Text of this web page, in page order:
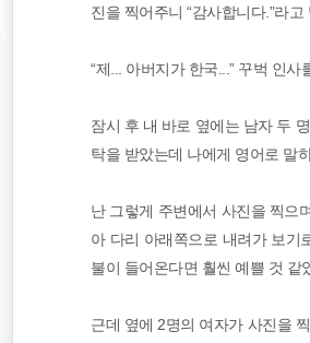
진을 찍어주니 “감사합니다.”라
“제... 아버지가 한국...” 꾸벅 인
잠시 후 내 바로 옆에는 남자 두
탁을 받았는데 나에게 영어로 말
난 그렇게 주변에서 사진을 찍으
아 다리 아래쪽으로 내려가 보기
불이 들어온다면 훨씬 예쁠 것 같
근데 옆에 2명의 여자가 사진을